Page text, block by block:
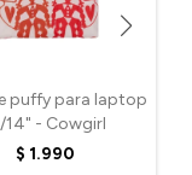
puffy para laptop
14" - Cowgirl
$ 1.990